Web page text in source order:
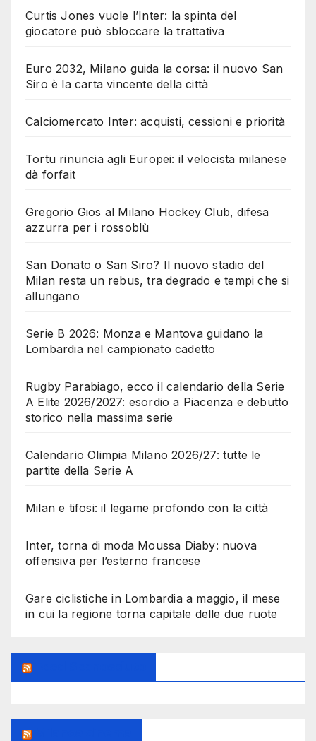
Curtis Jones vuole l’Inter: la spinta del
giocatore può sbloccare la trattativa
Euro 2032, Milano guida la corsa: il nuovo San
Siro è la carta vincente della città
Calciomercato Inter: acquisti, cessioni e priorità
Tortu rinuncia agli Europei: il velocista milanese
dà forfait
Gregorio Gios al Milano Hockey Club, difesa
azzurra per i rossoblù
San Donato o San Siro? Il nuovo stadio del
Milan resta un rebus, tra degrado e tempi che si
allungano
Serie B 2026: Monza e Mantova guidano la
Lombardia nel campionato cadetto
Rugby Parabiago, ecco il calendario della Serie
A Elite 2026/2027: esordio a Piacenza e debutto
storico nella massima serie
Calendario Olimpia Milano 2026/27: tutte le
partite della Serie A
Milan e tifosi: il legame profondo con la città
Inter, torna di moda Moussa Diaby: nuova
offensiva per l’esterno francese
Gare ciclistiche in Lombardia a maggio, il mese
in cui la regione torna capitale delle due ruote